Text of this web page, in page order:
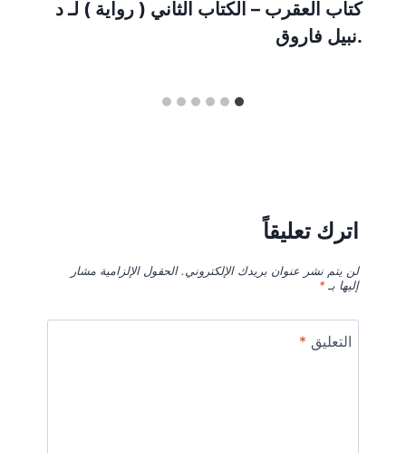
كتاب العقرب – الكتاب الثاني ( رواية ) لـ د
.نبيل فاروق
اترك تعليقاً
لن يتم نشر عنوان بريدك الإلكتروني. الحقول الإلزامية مشار
إليها بـ*
التعليق *